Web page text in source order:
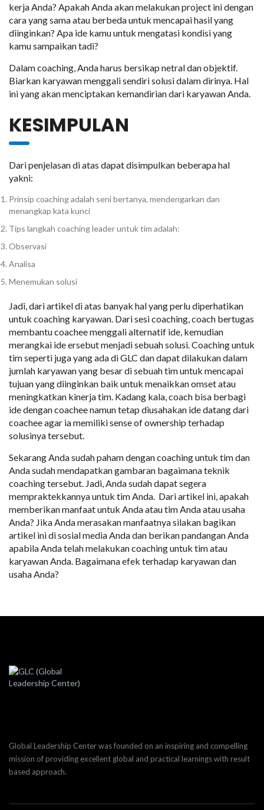
kerja Anda? Apakah Anda akan melakukan project ini dengan
cara yang sama atau berbeda untuk mencapai hasil yang
diinginkan? Apa ide kamu untuk mengatasi kondisi yang
kamu sampaikan tadi?
Dalam coaching, Anda harus bersikap netral dan objektif.
Biarkan karyawan menggali sendiri solusi dalam dirinya. Hal
ini yang akan menciptakan kemandirian dari karyawan Anda.
KESIMPULAN
Dari penjelasan di atas dapat disimpulkan beberapa hal
yakni:
Prinsip coaching adalah seni bertanya, mendengarkan dan
menangkap kata kunci
Tips langkah coaching leader untuk tim adalah:
Observasi
Analisa
Menemukan solusi
Jadi, dari artikel di atas banyak hal yang perlu diperhatikan
untuk coaching karyawan. Dari sesi coaching, coach bertugas
membantu coachee menggali alternatif ide, kemudian
merangkai ide ersebut menjadi sebuah solusi. Coaching untuk
tim seperti juga yang ada di GLC dan dapat dilakukan dalam
jumlah karyawan yang besar di sebuah tim untuk mencapai
tujuan yang diinginkan baik untuk menaikkan omset atau
meningkatkan kinerja tim. Kadang kala, coach bisa berbagi
ide dengan coachee namun tetap diusahakan ide datang dari
coachee agar ia memiliki sense of ownership terhadap
solusinya tersebut.
Sekarang Anda sudah paham dengan coaching untuk tim dan
Anda sudah mendapatkan gambaran bagaimana teknik
coaching tersebut. Jadi, Anda sudah dapat segera
mempraktekkannya untuk tim Anda. Dari artikel ini, apakah
memberikan manfaat untuk Anda atau tim Anda atau usaha
Anda? Jika Anda merasakan manfaatnya silakan bagikan
artikel ini di sosial media Anda dan berikan pandangan Anda
apabila Anda telah melakukan coaching untuk tim atau
karyawan Anda. Bagaimana efek terhadap karyawan dan
usaha Anda?
Global Leadership Center was founded on an inspiring and compelling
mission of providing excellent global and practical learnings with result
based approach.